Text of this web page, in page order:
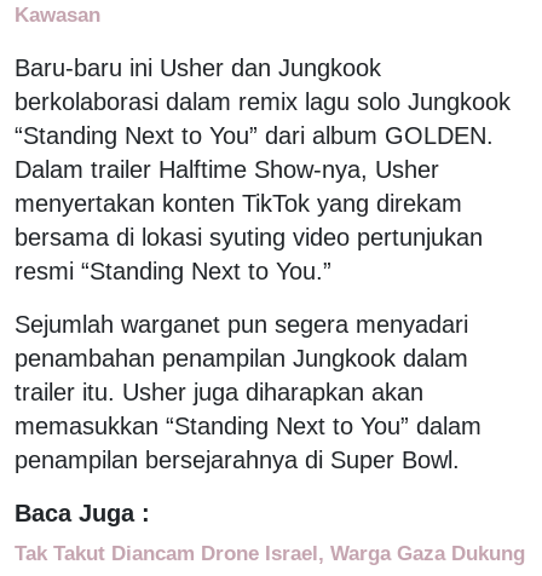
Kawasan
Baru-baru ini Usher dan Jungkook
berkolaborasi dalam remix lagu solo Jungkook
“Standing Next to You” dari album GOLDEN.
Dalam trailer Halftime Show-nya, Usher
menyertakan konten TikTok yang direkam
bersama di lokasi syuting video pertunjukan
resmi “Standing Next to You.”
Sejumlah warganet pun segera menyadari
penambahan penampilan Jungkook dalam
trailer itu. Usher juga diharapkan akan
memasukkan “Standing Next to You” dalam
penampilan bersejarahnya di Super Bowl.
Baca Juga :
Tak Takut Diancam Drone Israel, Warga Gaza Dukung